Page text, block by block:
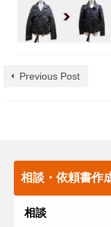
Previous Post
相談・依頼書作
相談